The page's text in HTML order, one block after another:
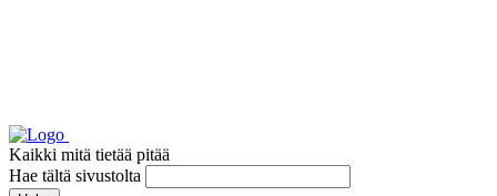
Kaikki mitä tietää pitää
Hae tältä sivustolta